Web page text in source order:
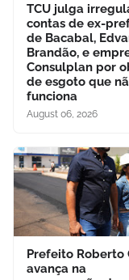
TCU julga
contas de ex-
de Bacabal,
Brandão, e
Consulplan por
de esgoto que
funciona
August 06, 2026
Prefeito Roberto
avança na